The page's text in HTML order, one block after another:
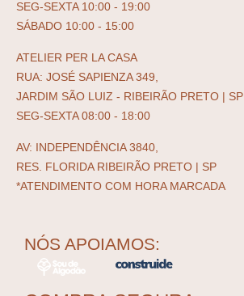
SEG-SEXTA 10:00 - 19:00
SÁBADO 10:00 - 15:00
ATELIER PER LA CASA
RUA: JOSÉ SAPIENZA 349,
JARDIM SÃO LUIZ - RIBEIRÃO PRETO | SP
SEG-SEXTA 08:00 - 18:00
AV: INDEPENDÊNCIA 3840,
RES. FLORIDA RIBEIRÃO PRETO | SP
*ATENDIMENTO COM HORA MARCADA
NÓS APOIAMOS: